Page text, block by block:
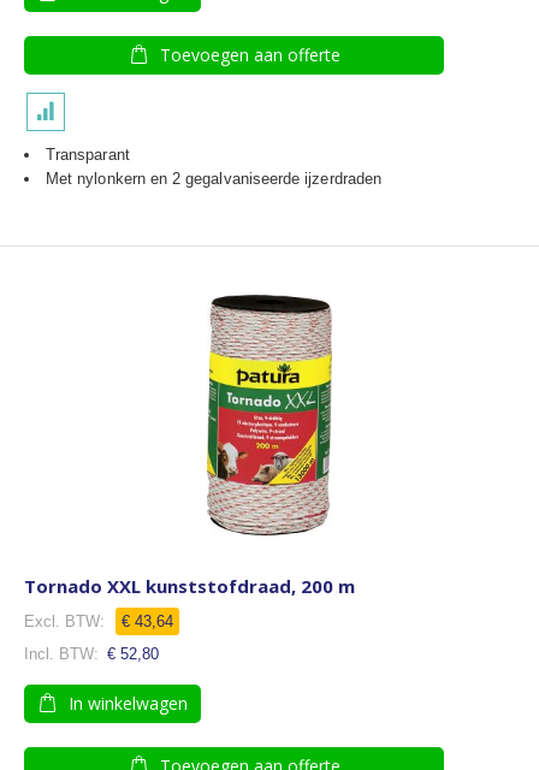
Toevoegen aan offerte
Transparant
Met nylonkern en 2 gegalvaniseerde ijzerdraden
Tornado XXL kunststofdraad, 200 m
€ 43,64
€ 52,80
In winkelwagen